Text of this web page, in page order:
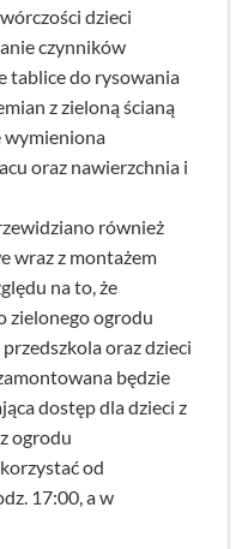
dzieci
czynników
tablice do rysowania
z zieloną ścianą
wymieniona
oraz nawierzchnia i
również
wraz z montażem
na to, że
zielonego ogrodu
oraz dzieci
będzie
dostęp dla dzieci z
ogrodu
od
17:00, a w